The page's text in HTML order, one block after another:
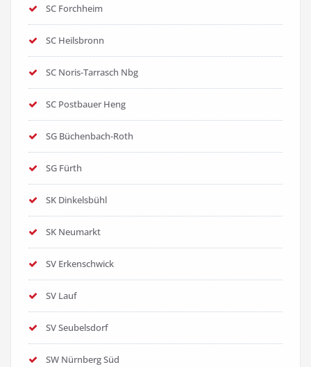
SC Forchheim
SC Heilsbronn
SC Noris-Tarrasch Nbg
SC Postbauer Heng
SG Büchenbach-Roth
SG Fürth
SK Dinkelsbühl
SK Neumarkt
SV Erkenschwick
SV Lauf
SV Seubelsdorf
SW Nürnberg Süd